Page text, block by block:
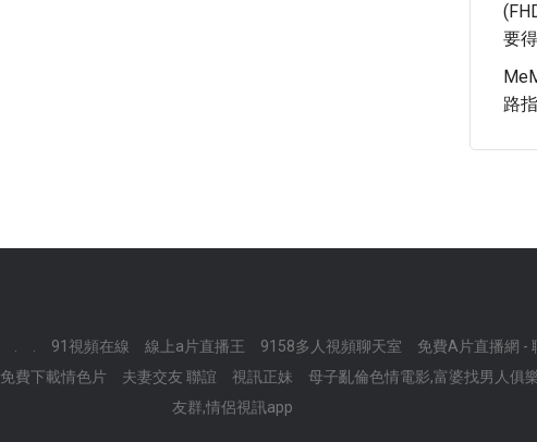
要
路
91視頻在線 線上a片直播王 9158多人視頻聊天室 免費A片直播網 -
免費下載情色片 夫妻交友 聯誼 視訊正妹 母子亂倫色情電影,富婆找男人俱
友群,情侶視訊app